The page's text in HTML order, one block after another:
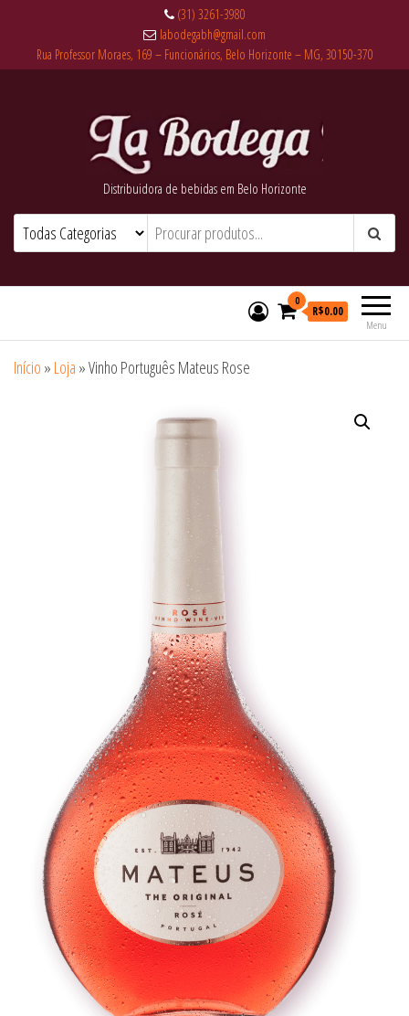
(31) 3261-3980
labodegabh@gmail.com
Rua Professor Moraes, 169 – Funcionários, Belo Horizonte – MG, 30150-370
Distribuidora de bebidas em Belo Horizonte
Menu
0
R$0.00
Início » Loja »Vinho Português Mateus Rose